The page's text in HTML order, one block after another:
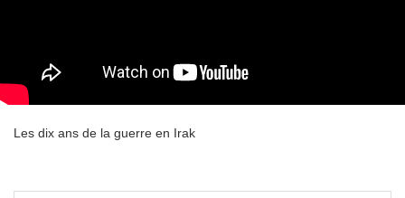
Les dix ans de la guerre en Irak